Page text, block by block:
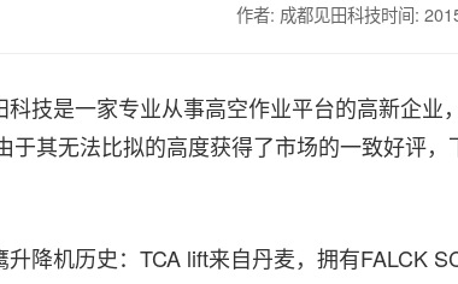
作者: 成都见田科技时间:
科技是一家专业从事高空作业平台的高新企业
于其无法比拟的高度获得了市场的一致好评
降机历史： TCA lift来自丹麦，拥有FALCK